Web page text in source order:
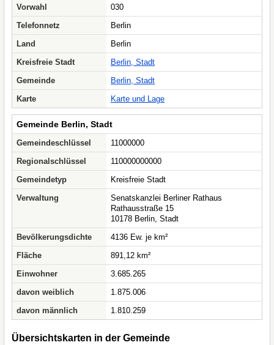
Vorwahl
030
Telefonnetz
Berlin
Land
Berlin
Kreisfreie Stadt
Berlin, Stadt
Gemeinde
Berlin, Stadt
Karte
Karte und Lage
Gemeinde Berlin, Stadt
Gemeindeschlüssel
11000000
Regionalschlüssel
110000000000
Gemeindetyp
Kreisfreie Stadt
Verwaltung
Senatskanzlei Berliner Rathaus
Rathausstraße 15
10178 Berlin, Stadt
Bevölkerungsdichte
4136 Ew. je km²
Fläche
891,12 km²
Einwohner
3.685.265
davon weiblich
1.875.006
davon männlich
1.810.259
Übersichtskarten in der Gemeinde